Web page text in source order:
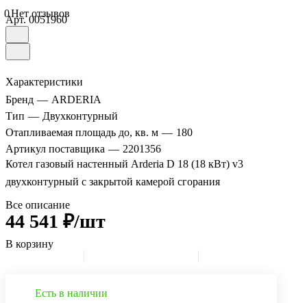
0Нет отзывов
Арт.0051960
Характеристики
Бренд — ARDERIA
Тип — Двухконтурный
Отапливаемая площадь до, кв. м — 180
Артикул поставщика — 2201356
Котел газовый настенный Arderia D 18 (18 кВт) v3
двухконтурный с закрытой камерой сгорания
Все описание
44 541 ₽/шт
В корзину
Есть в наличии